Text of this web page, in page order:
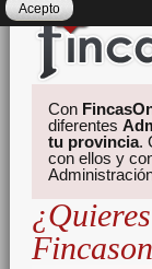
Con
diferentes
tu provincia.
con ellos y
Acepto